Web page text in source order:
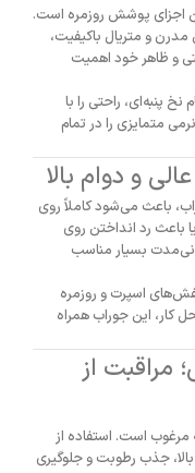
اجزای پوشش روزمره است.
و متریال باکیفیت،
و ظاهر خود اهمیت
پنبه‌ای، راحتی را با
متمایزی را در تمام
و دوام بالا
باعث می‌شود کاملاً روی
باعث رد انداختن روی
بسیار مناسب
اسپرت و روزمره
کار، این جوراب همراه
طبیعی؛ مراقبت از
جوراب مردانه نخی، 100% پنبه مرغوب است. استفاده از
جذب رطوبت و جلوگیری